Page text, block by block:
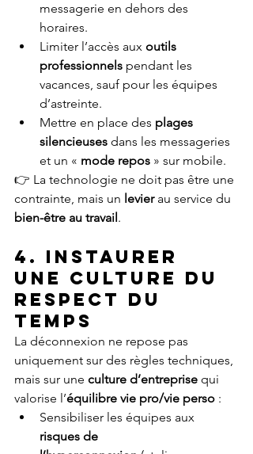
messagerie en dehors des
horaires.
Limiter l’accès aux outils
professionnels pendant les
vacances, sauf pour les équipes
d’astreinte.
Mettre en place des plages
silencieuses dans les messageries
et un « mode repos » sur mobile.
👉 La technologie ne doit pas être une
contrainte, mais un levier au service du
bien-être au travail.
4. Instaurer
une culture du
respect du
temps
La déconnexion ne repose pas
uniquement sur des règles techniques,
mais sur une culture d’entreprise qui
valorise l’équilibre vie pro/vie perso :
Sensibiliser les équipes aux
risques de